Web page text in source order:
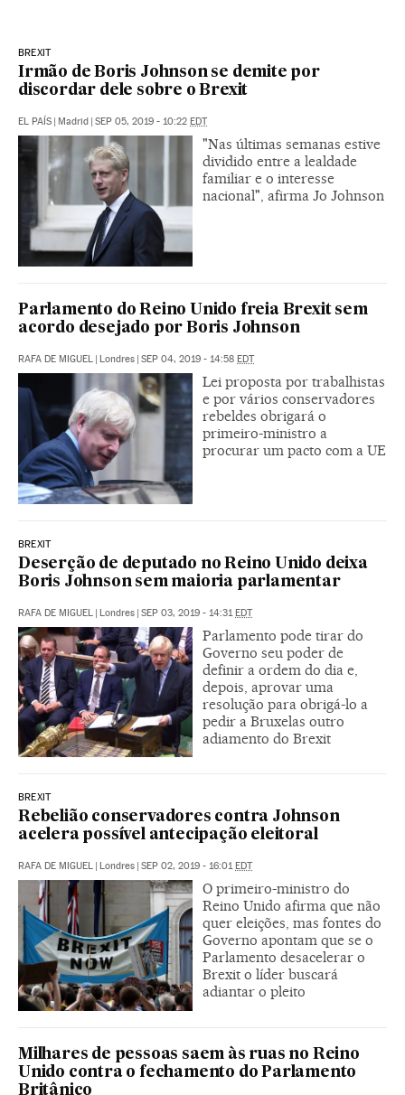
BREXIT
Irmão de Boris Johnson se demite por
discordar dele sobre o Brexit
EL PAÍS | Madrid | SEP 05, 2019 - 10:22 EDT
"Nas últimas semanas estive
dividido entre a lealdade
familiar e o interesse
nacional", afirma Jo Johnson
Parlamento do Reino Unido freia Brexit sem
acordo desejado por Boris Johnson
RAFA DE MIGUEL | Londres | SEP 04, 2019 - 14:58 EDT
Lei proposta por trabalhistas
e por vários conservadores
rebeldes obrigará o
primeiro-ministro a
procurar um pacto com a UE
BREXIT
Deserção de deputado no Reino Unido deixa
Boris Johnson sem maioria parlamentar
RAFA DE MIGUEL | Londres | SEP 03, 2019 - 14:31 EDT
Parlamento pode tirar do
Governo seu poder de
definir a ordem do dia e,
depois, aprovar uma
resolução para obrigá-lo a
pedir a Bruxelas outro
adiamento do Brexit
BREXIT
Rebelião conservadores contra Johnson
acelera possível antecipação eleitoral
RAFA DE MIGUEL Londres SEP 02, 2019 - 16:01 EDT
O primeiro-ministro do
Reino Unido afirma que não
quer eleições, mas fontes do
Governo apontam que se o
Parlamento desacelerar o
Brexit o líder buscará
adiantar o pleito
Milhares de pessoas saem às ruas no Reino
Unido contra o fechamento do Parlamento
Britânico